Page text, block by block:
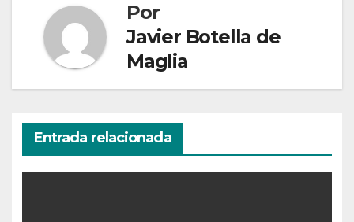
Por
Javier Botella de
Maglia
Entrada relacionada